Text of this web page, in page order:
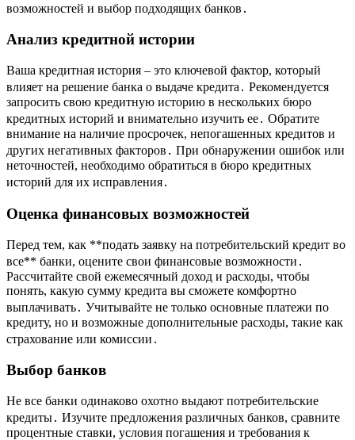
возможностей и выбор подходящих банков․
Анализ кредитной истории
Ваша кредитная история – это ключевой фактор, который
влияет на решение банка о выдаче кредита․ Рекомендуется
запросить свою кредитную историю в нескольких бюро
кредитных историй и внимательно изучить ее․ Обратите
внимание на наличие просрочек, непогашенных кредитов и
других негативных факторов․ При обнаружении ошибок или
неточностей, необходимо обратиться в бюро кредитных
историй для их исправления․
Оценка финансовых возможностей
Перед тем, как **подать заявку на потребительский кредит во
все** банки, оцените свои финансовые возможности․
Рассчитайте свой ежемесячный доход и расходы, чтобы
понять, какую сумму кредита вы сможете комфортно
выплачивать․ Учитывайте не только основные платежи по
кредиту, но и возможные дополнительные расходы, такие как
страхование или комиссии․
Выбор банков
Не все банки одинаково охотно выдают потребительские
кредиты․ Изучите предложения различных банков, сравните
процентные ставки, условия погашения и требования к